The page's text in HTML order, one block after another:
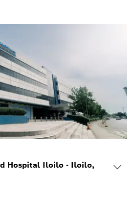
Hospital Iloilo - Iloilo,